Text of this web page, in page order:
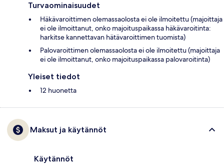
Turvaominaisuudet
Häkävaroittimen olemassaolosta ei ole ilmoitettu (majoittaja
ei ole ilmoittanut, onko majoituspaikassa häkävaroitinta:
harkitse kannettavan hätävaroittimen tuomista)
Palovaroittimen olemassaolosta ei ole ilmoitettu (majoittaja
ei ole ilmoittanut, onko majoituspaikassa palovaroitinta)
Yleiset tiedot
12 huonetta
Maksut ja käytännöt
Käytännöt